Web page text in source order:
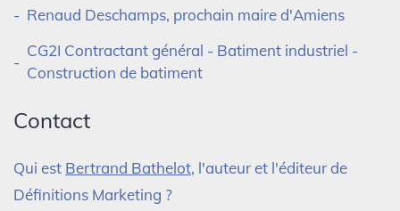
Renaud Deschamps, prochain maire d'Amiens
CG2I Contractant général - Batiment industriel -
Construction de batiment
Contact
Qui est Bertrand Bathelot, l'auteur et l'éditeur de
Définitions Marketing ?